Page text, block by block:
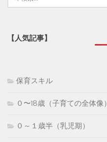
索:
【人気記事】
保育スキル
０〜18歳（子育ての全体像）
０～１歳半（乳児期）